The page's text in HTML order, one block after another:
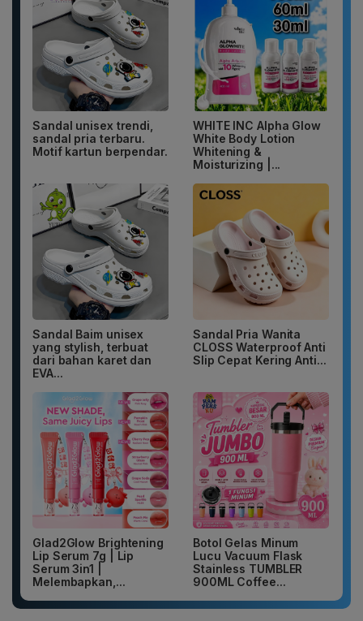
Sandal unisex trendi,
sandal pria terbaru.
Motif kartun berpendar.
WHITE INC Alpha Glow
White Body Lotion
Whitening &
Moisturizing |...
Sandal Baim unisex
yang stylish, terbuat
dari bahan karet dan
EVA...
Sandal Pria Wanita
CLOSS Waterproof Anti
Slip Cepat Kering Anti...
Glad2Glow Brightening
Lip Serum 7g | Lip
Serum 3in1 |
Melembapkan,...
Botol Gelas Minum
Lucu Vacuum Flask
Stainless TUMBLER
900ML Coffee...